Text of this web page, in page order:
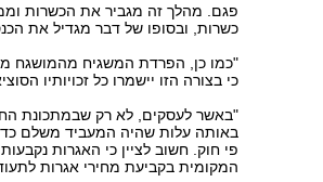
פגם. מהלך זה מגביר את הכשרות
כשרות, ובסופו של דבר מגדיל את
"כמו כן, הפרדת המשגיח מהמושגח
כי בצורה הזו יישמרו כל זכויותיו
"באשר לעסקים, לא רק שבמתכונת
באותה עלות שהיה המעביד משלם
פי חוק. חשוב לציין כי האגרות
המקומית בקביעת מחירי אגרות